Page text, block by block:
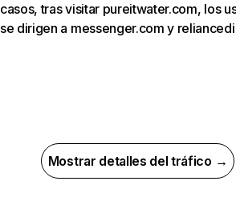
casos, tras visitar pureitwater.com, los
se dirigen a messenger.com y
Mostrar detalles del tráfico →